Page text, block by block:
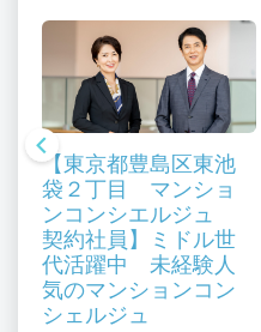
【東京都豊島区東池
袋２丁目 マンショ
ンコンシエルジュ
契約社員】ミドル世
代活躍中 未経験人
気のマンションコン
シェルジュ